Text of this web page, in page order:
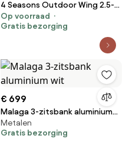
4 Seasons Outdoor Wing 2.5-
zits loungebank Tuinbank
zwart weerbestendig
Op voorraad
Gratis bezorging
€ 699
Malaga 3-zitsbank aluminium
wit
Metalen
Gratis bezorging